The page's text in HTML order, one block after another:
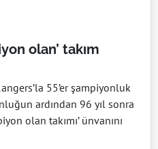
olan’ takım
55’er şampiyonluk
ardından 96 yıl sonra
olan takımı’ ünvanını